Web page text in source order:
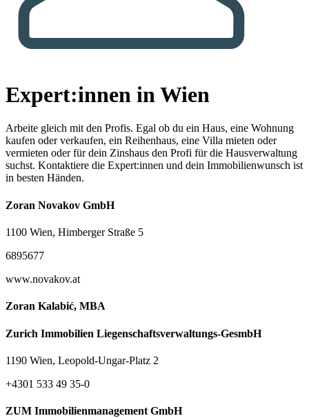
Expert:innen in Wien
Arbeite gleich mit den Profis. Egal ob du ein Haus, eine Wohnung
kaufen oder verkaufen, ein Reihenhaus, eine Villa mieten oder
vermieten oder für dein Zinshaus den Profi für die Hausverwaltung
suchst. Kontaktiere die Expert:innen und dein Immobilienwunsch ist
in besten Händen.
Zoran Novakov GmbH
1100 Wien, Himberger Straße 5
6895677
www.novakov.at
Zoran Kalabić, MBA
Zurich Immobilien Liegenschaftsverwaltungs-GesmbH
1190 Wien, Leopold-Ungar-Platz 2
+4301 533 49 35-0
ZUM Immobilienmanagement GmbH